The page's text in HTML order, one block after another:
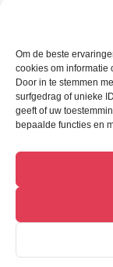
Om de beste
cookies om informatie
Door in te stemmen
surfgedrag of unieke
geeft of uw
bepaalde functies en
Oude
9200
BTW
Bekijk